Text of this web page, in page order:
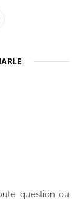
question ou